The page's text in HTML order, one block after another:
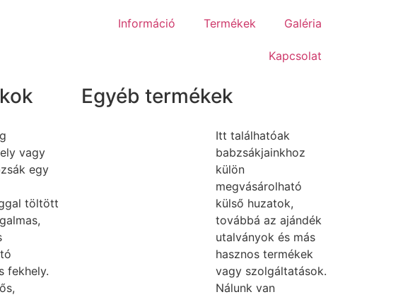
Információ Termékek Galéria
Kapcsolat
vagy
egy
töltött
fekhely.
Egyéb termékek
Itt találhatóak
babzsákjainkhoz
külön
megvásárolható
külső huzatok,
továbbá az ajándék
utalványok és más
hasznos termékek
vagy szolgáltatások.
Nálunk van